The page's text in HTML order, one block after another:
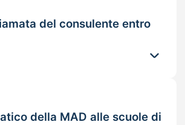
del consulente entro
della MAD alle scuole di